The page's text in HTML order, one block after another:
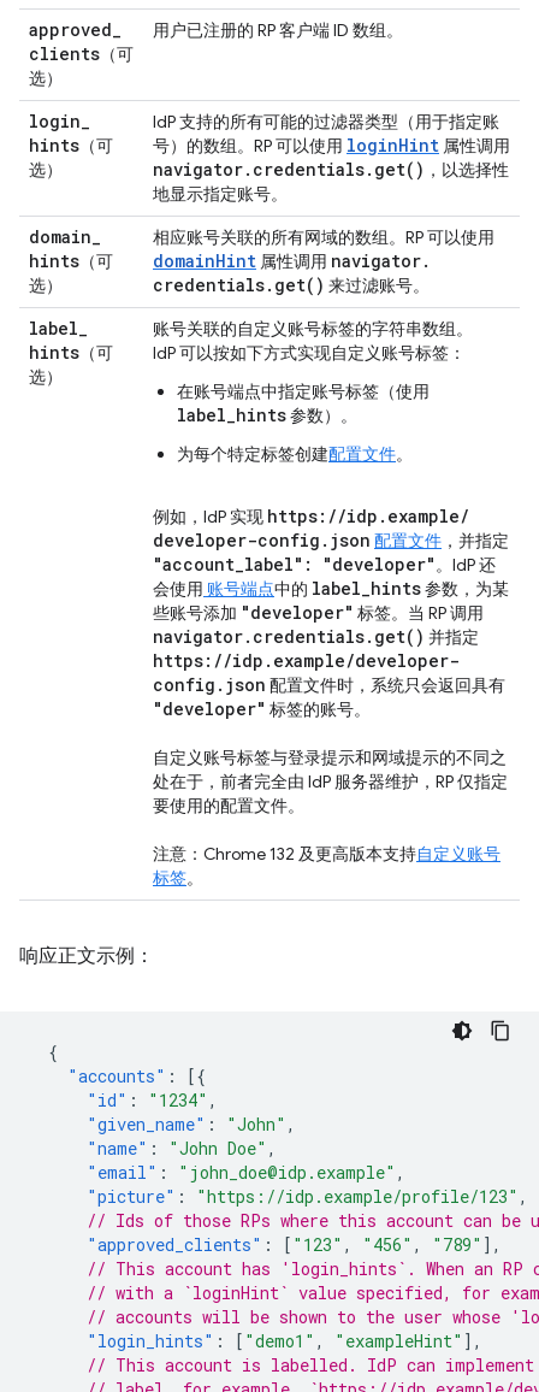
approved_
clients （可
选）
用户已注册的 RP 客户端 ID 数组。
login_
hints （可
选）
IdP 支持的所有可能的过滤器类型（用于指定账
号）的数组。RP 可以使用 loginHint 属性调用
navigator. credentials. get( ) ，以选择性
地显示指定账号。
domain_
hints （可
选）
相应账号关联的所有网域的数组。RP 可以使用
domainHint 属性调用 navigator.
credentials. get( ) 来过滤账号。
label_
hints （可
选）
账号关联的自定义账号标签的字符串数组。
IdP 可以按如下方式实现自定义账号标签：
在账号端点中指定账号标签（使用
label_hints参数）。
为每个特定标签创建配置文件。
例如，IdP 实现 https: //idp . example/
developer-config . json 配置文件 ，并指定
"account_label": "developer"。IdP 还
会使用 账号端点中的 label_hints参数，为某
些账号添加 "developer" 标签。当 RP 调用
navigator. credentials. get( ) 并指定
https: //idp . example/developer-
config . json 配置文件时，系统只会返回具有
"developer" 标签的账号。
自定义账号标签与登录提示和网域提示的不同之
处在于，前者完全由 IdP 服务器维护，RP 仅指定
要使用的配置文件。
注意：Chrome 132 及更高版本支持自定义账号
标签。
响应正文示例：
{
"accounts" :
[{
"id" : "1234" ,
"given_name" : "John" ,
"name" : "John Doe" ,
"email" : "john_doe@idp.example" ,
"picture" : "https://idp.example/profile/123" ,
// Ids of those RPs where this account can be
"approved_clients" : [ "123" , "456" , "789" ],
// This account has 'login_hints`. When an
// with a `loginHint` value specified, for
// accounts will be shown to the user whose
"login_hints" : [ "demo1" , "exampleHint" ],
// This account is labelled. IdP can